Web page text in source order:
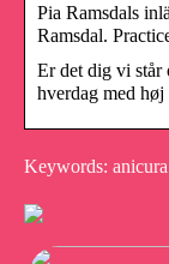
Pia Ramsdals
Ramsdal.
Er det dig vi står
hverdag med
Keywords: